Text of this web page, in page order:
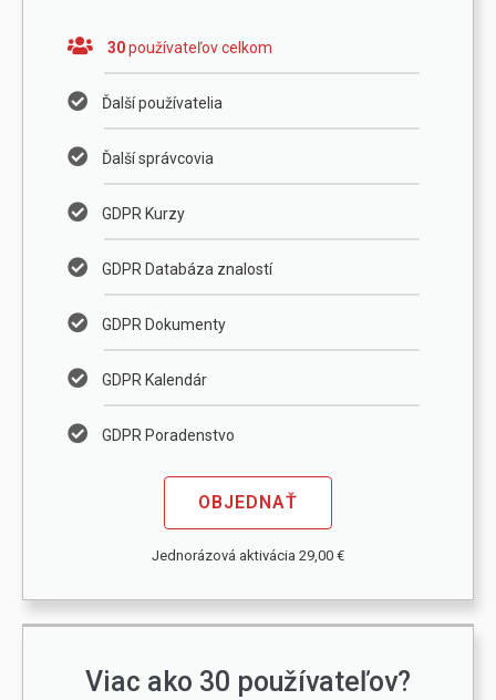
30používateľov celkom
Ďalší používatelia
Ďalší správcovia
GDPR Kurzy
GDPR Databáza znalostí
GDPR Dokumenty
GDPR Kalendár
GDPR Poradenstvo
OBJEDNAŤ
Jednorázová aktivácia 29,00 €
Viac ako 30 používateľov?